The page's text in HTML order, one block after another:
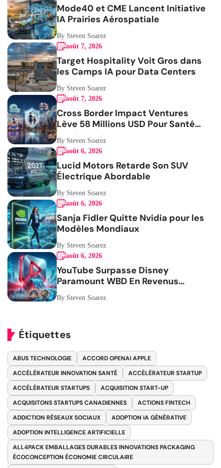
Mode40 et CME Lancent Initiative
IA Prairies Aérospatiale
By Steven Soarez
août 7, 2026
Target Hospitality Voit Gros dans
les Camps IA pour Data Centers
By Steven Soarez
août 7, 2026
Cross Border Impact Ventures
Lève 58 Millions USD Pour Santé
By Steven Soarez
août 6, 2026
Lucid Motors Retarde Son SUV
Électrique Abordable
By Steven Soarez
août 6, 2026
Sanja Fidler Quitte Nvidia pour les
Modèles Mondiaux
By Steven Soarez
août 6, 2026
YouTube Surpasse Disney
Paramount WBD En Revenus
By Steven Soarez
Étiquettes
ABUS TECHNOLOGIE
ACCORD OPENAI APPLE
ACCÉLÉRATEUR INNOVATION SANTÉ
ACCÉLÉRATEUR STARTUP
ACCÉLÉRATEUR STARTUPS
ACQUISITION START-UP
ACQUISITONS STARTUPS CANADIENNES
ACTIONS FINTECH
ADDICTION RÉSEAUX SOCIAUX
ADOPTION IA GÉNÉRATIVE
ADOPTION INTELLIGENCE ARTIFICIELLE
ALL4PACK EMBALLAGES DURABLES INNOVATIONS PACKAGING
ÉCOCONCEPTION ÉCONOMIE CIRCULAIRE